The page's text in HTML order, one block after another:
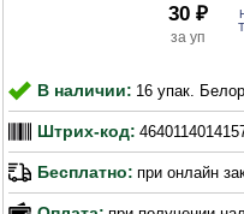
30 ₽
В наличии: 16 упак.
Штрих-код:
Бесплатно: при онлайн